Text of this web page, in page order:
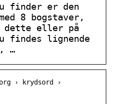
finder er den
8 bogstaver,
dette eller på
findes lignende
…
› krydsord ›